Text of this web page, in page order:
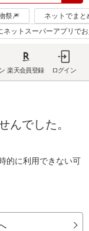
祭🎆
ネットでまと
ネットスーパーアプリで
楽天会員登録 ログイン
んでした。
的に利用できない可